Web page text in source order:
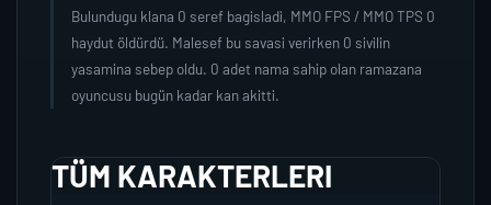
Bulundugu klana 0 seref bagisladi, MMO FPS / MMO TPS 0
haydut öldürdü. Malesef bu savasi verirken 0 sivilin
yasamina sebep oldu. 0 adet nama sahip olan ramazana
oyuncusu bugün kadar kan akitti.
TÜM KARAKTERLERI